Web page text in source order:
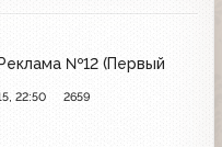
№12 (Первый
22:50 2659